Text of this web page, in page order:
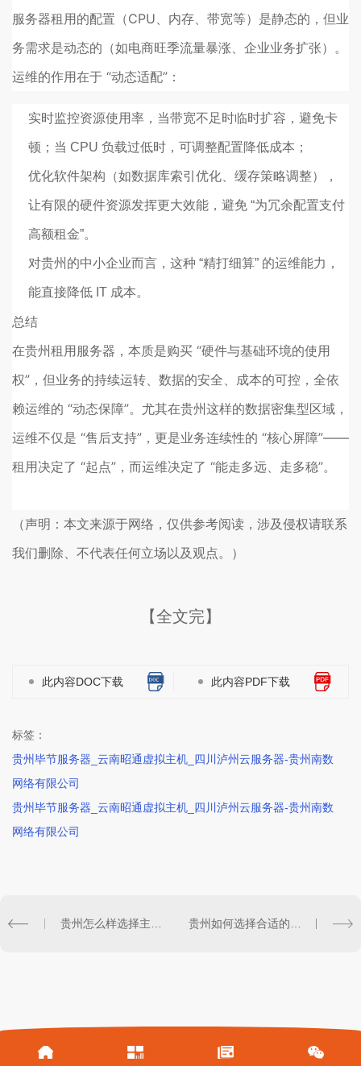
服务器租用的配置（CPU、内存、带宽等）是静态的，但业
务需求是动态的（如电商旺季流量暴涨、企业业务扩张）。
运维的作用在于 “动态适配”：
实时监控资源使用率，当带宽不足时临时扩容，避免卡
顿；当 CPU 负载过低时，可调整配置降低成本；
优化软件架构（如数据库索引优化、缓存策略调整），
让有限的硬件资源发挥更大效能，避免 “为冗余配置支付
高额租金”。
对贵州的中小企业而言，这种 “精打细算” 的运维能力，
能直接降低 IT 成本。
总结
在贵州租用服务器，本质是购买 “硬件与基础环境的使用
权”，但业务的持续运转、数据的安全、成本的可控，全依
赖运维的 “动态保障”。尤其在贵州这样的数据密集型区域，
运维不仅是 “售后支持”，更是业务连续性的 “核心屏障”——
租用决定了 “起点”，而运维决定了 “能走多远、走多稳”。
（声明：本文来源于网络，仅供参考阅读，涉及侵权请联系
我们删除、不代表任何立场以及观点。）
【全文完】
此内容DOC下载 此内容PDF下载
标签：
贵州毕节服务器_云南昭通虚拟主机_四川泸州云服务器-贵州南数
网络有限公司
贵州毕节服务器_云南昭通虚拟主机_四川泸州云服务器-贵州南数
网络有限公司